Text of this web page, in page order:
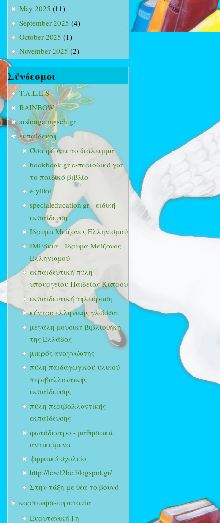
May 2025 (11)
September 2025 (4)
October 2025 (1)
November 2025 (2)
Σύνδεσμοι
T.A.L.E.S
RAINBOW
arslonga.mysch.gr
εκπαίδευση
Όσα φέρνει το διάλειμμα
bookbook.gr e-περιοδικό για
το παιδικό βιβλίο
e-yliko
specialeducation.gr - ειδική
εκπαίδευση
Ίδρυμα Μείζονος Ελληνισμού
ΙΜΕάκια - Ίδρυμα Μείζονος
Ελληνισμού
εκπαιδευτική πύλη
υπουργείου Παιδείας Κύπρου
εκπαιδευτική τηλεόραση
κέντρο ελληνικής γλώσσας
μεγάλη μουσική βιβλιοθήκη
της Ελλάδας
μικρός αναγνώστης
πύλη παιδαγωγικού υλικού
περιβαλλοντικής
εκπαίδευσης
πύλη περιβαλλοντικής
εκπαίδευσης
φωτόδεντρο - μαθησιακά
αντικείμενα
ψηφιακό σχολείο
http://level2be.blogspot.gr/
Στην τάξη με θέα το βουνό
καρπενήσι-ευρυτανία
Ευρυτανική Γη